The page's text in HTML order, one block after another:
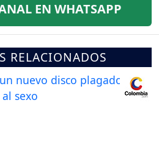
EN WHATSAPP
RELACIONADOS